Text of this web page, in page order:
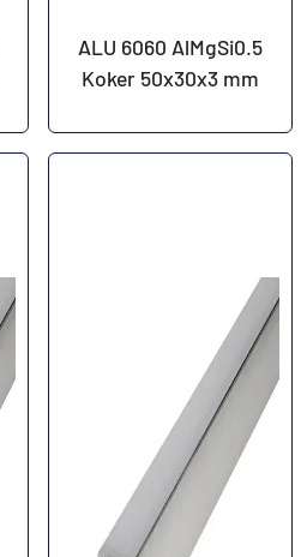
ALU 6060 AlMgSi0.5
Koker 50x30x3 mm